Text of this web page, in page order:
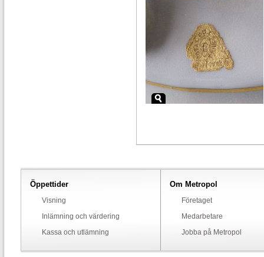
Öppettider
Visning
Inlämning och värdering
Kassa och utlämning
Om Metropol
Företaget
Medarbetare
Jobba på Metropol